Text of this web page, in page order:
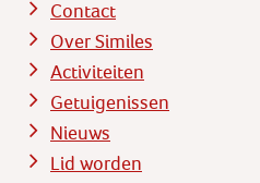
Contact
Over Similes
Activiteiten
Getuigenissen
Nieuws
Lid worden